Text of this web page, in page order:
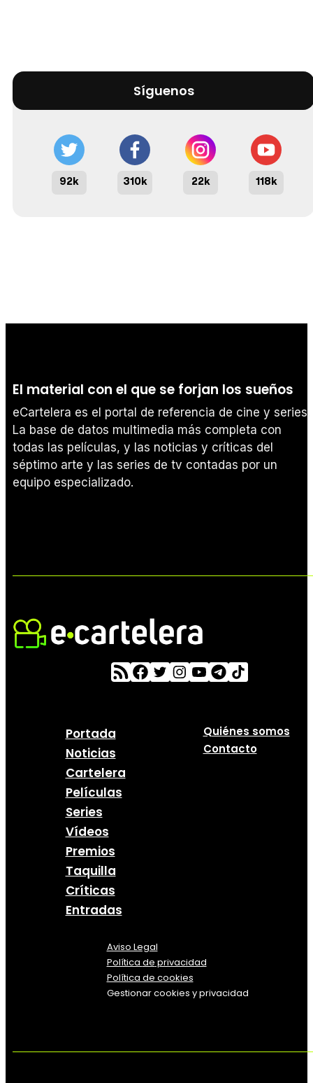
Síguenos
92k 310k 22k 118k
El material con el que se forjan los sueños
eCartelera es el portal de referencia de cine y series.
La base de datos multimedia más completa con
todas las películas, y las noticias y críticas del
séptimo arte y las series de tv contadas por un
equipo especializado.
Portada
Noticias
Cartelera
Películas
Series
Vídeos
Premios
Taquilla
Críticas
Entradas
Quiénes somos
Contacto
Aviso Legal
Política de privacidad
Política de cookies
Gestionar cookies y privacidad